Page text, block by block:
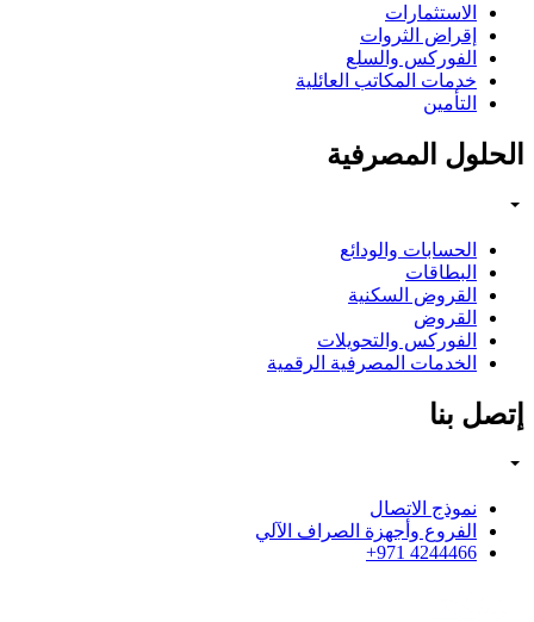
الاستثمارات
إقراض الثروات
الفوركس والسلع
خدمات المكاتب العائلية
التأمين
الحلول المصرفية
الحسابات والودائع
البطاقات
القروض السكنية
القروض
الفوركس والتحويلات
الخدمات المصرفية الرقمية
إتصل بنا
نموذج الاتصال
الفروع وأجهزة الصراف الآلي
4244466 971+